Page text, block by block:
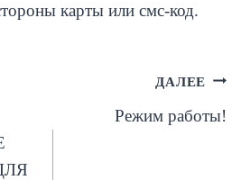
карты или смс-код.
ДАЛЕЕ
Режим работы!